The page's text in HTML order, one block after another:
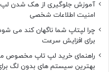
امنیت اطلاعات شخصی
برای افزایش سرعت
بهترین سیستم های بدون لگ